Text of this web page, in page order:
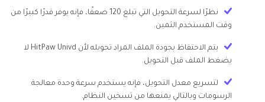
نظرًا لسرعة التحويل التي تبلغ 120 ضعفًا، فإنه يوفر قدرًا كبيرًا من
وقت المستخدم الثمين.
يتم الاحتفاظ بجودة الملف المراد تحويله لأن HitPaw Univd لا
يضغط الملف قبل التحويل.
لتسريع معدل التحويل، فإنه يستخدم سرعة وحدة معالجة
الرسومات وبالتالي يمنعها من تسخين النظام.